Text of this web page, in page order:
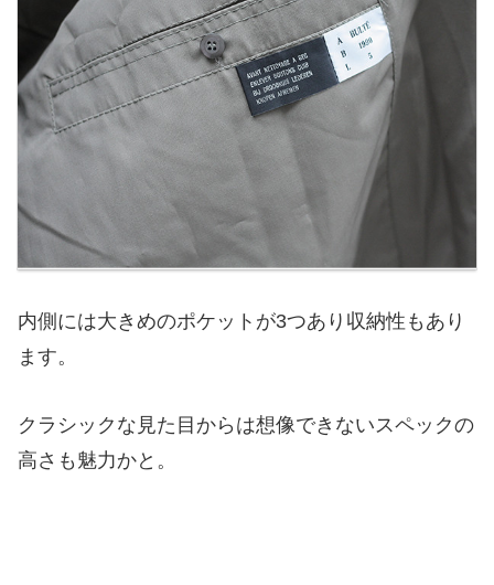
内側には大きめのポケットが3つあり収納性もあり
ます。
クラシックな見た目からは想像できないスペックの
高さも魅力かと。